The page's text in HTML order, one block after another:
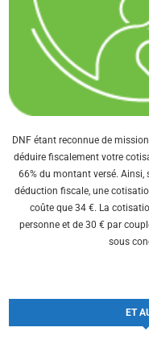
DNF étant reconnue de
déduire fiscalement votre
66% du montant versé. Ainsi,
déduction fiscale, une
coûte que 34 €. La
personne et de 30 € par
sous
ET